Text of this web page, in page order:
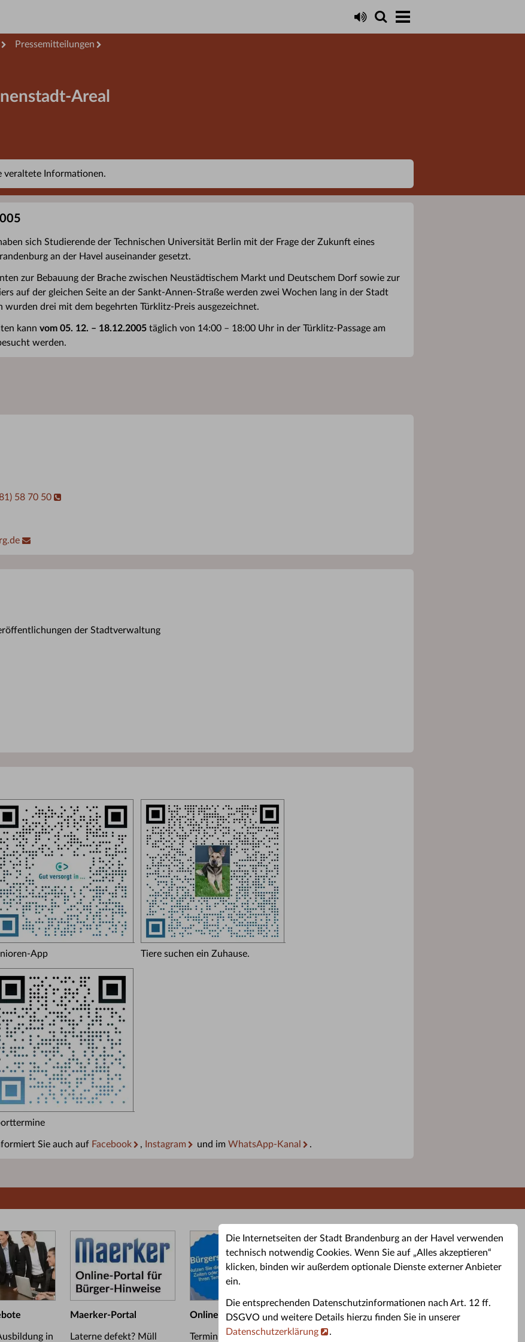
Die Internetseiten der Stadt Brandenburg an der Havel verwenden
technisch notwendig Cookies. Wenn Sie auf „Alles akzeptieren“
klicken, binden wir außerdem optionale Dienste externer Anbieter
ein.
Die entsprechenden Datenschutzinformationen nach Art. 12 ff.
DSGVO und weitere Details hierzu finden Sie in unserer
Datenschutzerklärung
.
Pressemitteilungen
Areal
veraltete Informationen.
sich Studierende der Technischen Universität Berlin mit der Frage der Zukunft eines
an der Havel auseinander gesetzt.
zur Bebauung der Brache zwischen Neustädtischem Markt und Deutschem Dorf sowie zur
auf der gleichen Seite an der Sankt-Annen-Straße werden zwei Wochen lang in der Stadt
wurden drei mit dem begehrten Türklitz-Preis ausgezeichnet.
kann vom 05. 12. – 18.12.2005 täglich von 14:00 – 18:00 Uhr in der Türklitz-Passage am
werden.
58 70 50
der Stadtverwaltung
App Tiere suchen ein Zuhause.
Sie auch auf Facebook , Instagram und im WhatsApp-Kanal .
in
Maerker-Portal
Laterne defekt? Müll
Online-Terminbuchung
Termin im Bürgerservice
Altkleider-Container
Standorte für Altkleider-
Sporttermine